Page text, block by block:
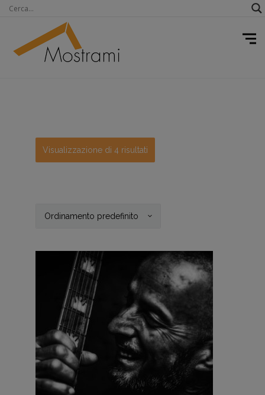
Visualizzazione di 4 risultati